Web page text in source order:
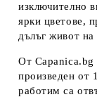
изключително
ярки цветове,
дълъг живот на
От Capanica.bg
произведен от
работим са